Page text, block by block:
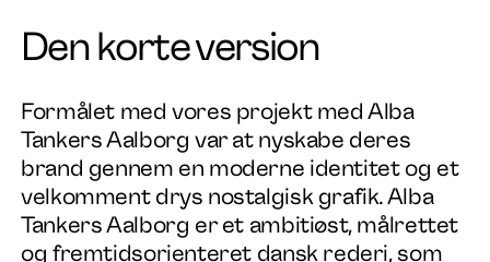
Den korte version
Formålet med vores projekt med Alba
Tankers Aalborg var at nyskabe deres
brand gennem en moderne identitet og et
velkomment drys nostalgisk grafik. Alba
Tankers Aalborg er et ambitiøst, målrettet
og fremtidsorienteret dansk rederi, som